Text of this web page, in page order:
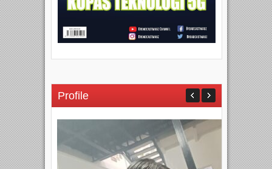
Profile